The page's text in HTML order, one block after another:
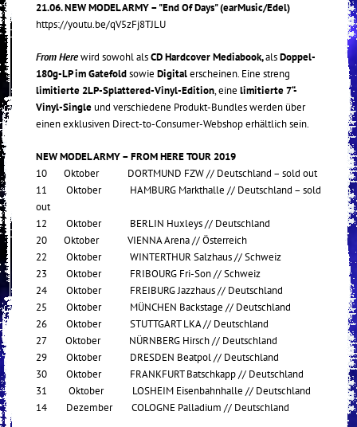
21.06. NEW MODEL ARMY – "End Of Days" (earMusic/Edel)
https://youtu.be/qV5zFj8TJLU
From Herewird sowohl alsCD Hardcover Mediabook,alsDoppel-
180g-LP im Gatefoldsowie Digitalerscheinen. Eine streng
limitierte 2LP-Splattered-Vinyl-Edition, eine limitierte 7“-
Vinyl-Singleund verschiedene Produkt-Bundles werden über
einen exklusiven Direct-to-Consumer-Webshop erhältlich sein.
NEW MODEL ARMY – FROM HERE TOUR 2019
10 Oktober DORTMUND FZW // Deutschland – sold out
11 Oktober HAMBURG Markthalle // Deutschland – sold
out
12 Oktober BERLIN Huxleys // Deutschland
20 Oktober VIENNA Arena // Österreich
22 Oktober WINTERTHUR Salzhaus // Schweiz
23 Oktober FRIBOURG Fri-Son // Schweiz
24 Oktober FREIBURG Jazzhaus // Deutschland
25 Oktober MÜNCHEN Backstage // Deutschland
26 Oktober STUTTGART LKA // Deutschland
27 Oktober NÜRNBERG Hirsch // Deutschland
29 Oktober DRESDEN Beatpol // Deutschland
30 Oktober FRANKFURT Batschkapp // Deutschland
31 Oktober LOSHEIM Eisenbahnhalle // Deutschland
14 Dezember COLOGNE Palladium // Deutschland